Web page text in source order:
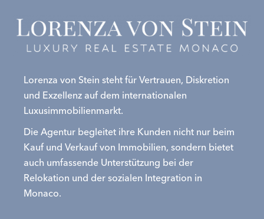
Lorenza von Stein steht für Vertrauen, Diskretion
und Exzellenz auf dem internationalen
Luxusimmobilienmarkt.
Die Agentur begleitet ihre Kunden nicht nur beim
Kauf und Verkauf von Immobilien, sondern bietet
auch umfassende Unterstützung bei der
Relokation und der sozialen Integration in
Monaco.